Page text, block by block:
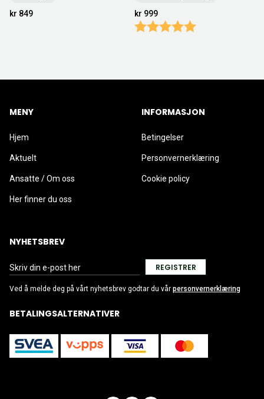
kr 849
kr 999
Karakter:
MENY
Hjem
Aktuelt
Ansatte / Om oss
Her finner du oss
INFORMASJON
Betingelser
Personvernerklæring
Cookie policy
NYHETSBREV
REGISTRER
Ved å melde deg på vårt nyhetsbrev godtar du vår personvernerklæring
BETALINGSALTERNATIVER